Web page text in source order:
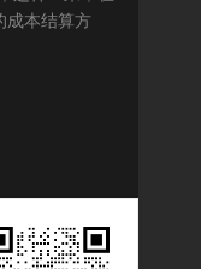
成本结算方